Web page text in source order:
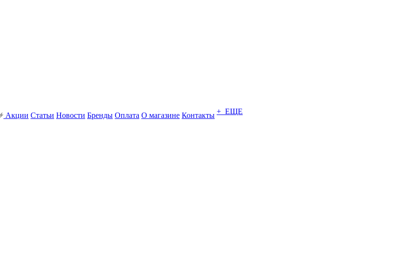
Акции Статьи Новости Бренды Оплата О магазине Контакты + ЕЩЕ